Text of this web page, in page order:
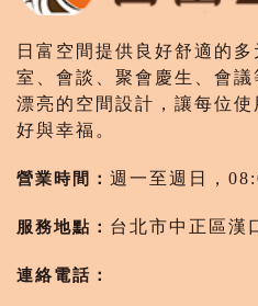
日富空間提供良好舒適的
室、會談、聚會慶生、會議
漂亮的空間設計，讓每位
好與幸福。
營業時間： 週一至週日，
服務地點： 台北市中正區漢
連絡電話：